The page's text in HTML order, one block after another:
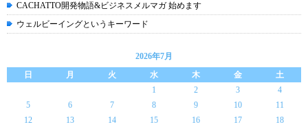
CACHATTO開発物語&ビジネスメルマガ 始めます
ウェルビーイングというキーワード
2026年7月
日
月 火 水 木 金
土
1
2 3
4
5
6 7 8 9 10
11
12
13 14 15 16 17
18